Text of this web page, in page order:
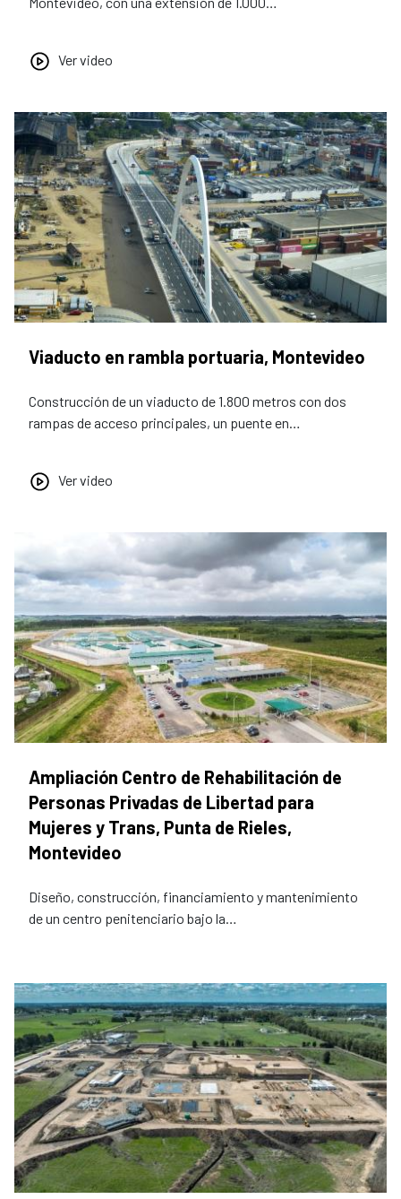
Ver video
Viaducto en rambla portuaria, Montevideo
Construcción de un viaducto de 1.800 metros con dos
rampas de acceso principales, un puente en…
Ver video
Ampliación Centro de Rehabilitación de
Personas Privadas de Libertad para
Mujeres y Trans, Punta de Rieles,
Montevideo
Diseño, construcción, financiamiento y mantenimiento
de un centro penitenciario bajo la…